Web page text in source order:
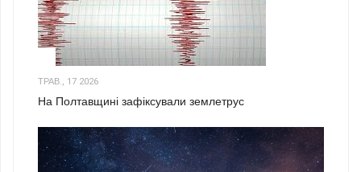
ТРАВ., 17 2026
На Полтавщині зафіксували землетрус